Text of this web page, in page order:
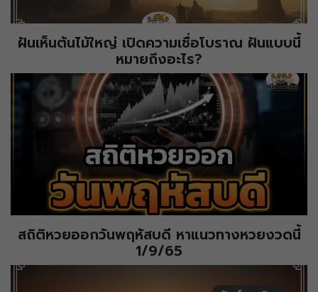
ฝันเห็นต้นไม้ใหญ่ เปิดความเชื่อโบราณ ฝันแบบนี้
หมายถึงอะไร?
สถิติหวยออกวันพฤหัสบดี หาแนวทางหวยงวดนี้
1/9/65